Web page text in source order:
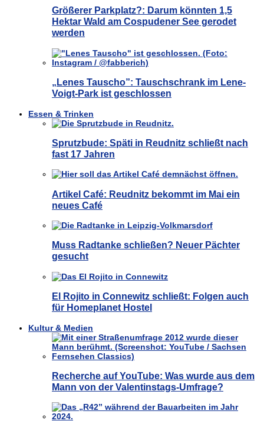
Größerer Parkplatz?: Darum könnten 1,5
Hektar Wald am Cospudener See gerodet
werden
„Lenes Tauscho”: Tauschschrank im Lene-
Voigt-Park ist geschlossen
Essen & Trinken
Sprutzbude: Späti in Reudnitz schließt nach
fast 17 Jahren
Artikel Café: Reudnitz bekommt im Mai ein
neues Café
Muss Radtanke schließen? Neuer Pächter
gesucht
El Rojito in Connewitz schließt: Folgen auch
für Homeplanet Hostel
Kultur & Medien
Recherche auf YouTube: Was wurde aus dem
Mann von der Valentinstags-Umfrage?